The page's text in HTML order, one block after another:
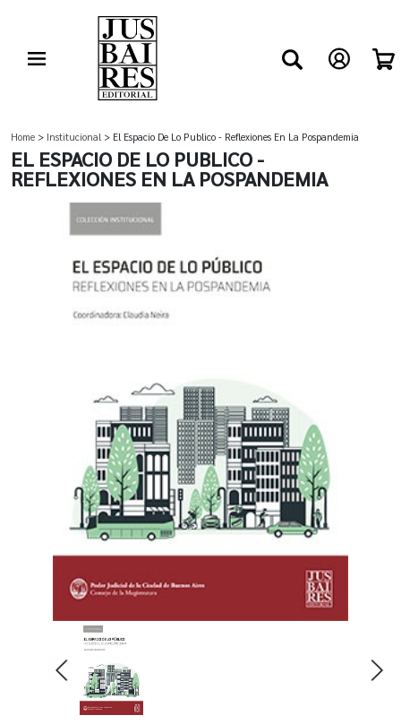
Home > Institucional > El Espacio De Lo Publico - Reflexiones En La Pospandemia
EL ESPACIO DE LO PUBLICO -
REFLEXIONES EN LA POSPANDEMIA